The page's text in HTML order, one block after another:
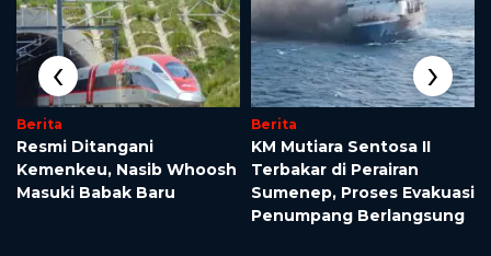
Berita
Resmi Ditangani
Kemenkeu, Nasib Whoosh
Masuki Babak Baru
Berita
KM Mutiara Sentosa II
Terbakar di Perairan
Sumenep, Proses Evakuasi
Penumpang Berlangsung
‹ ›